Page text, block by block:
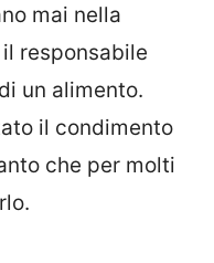
mai nella
responsabile
un alimento.
il condimento
che per molti